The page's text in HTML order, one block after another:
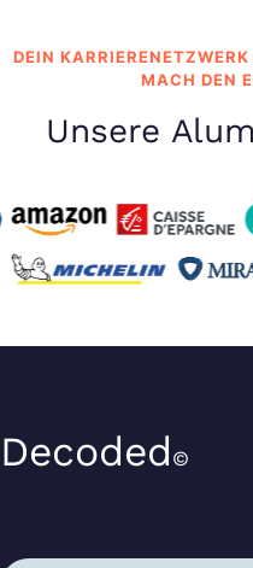
DEIN
MACH DEN
Unsere
Decoded